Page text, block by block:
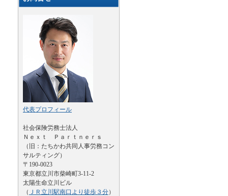
代表プロフィール
社会保険労務士法人
Ｎｅｘｔ Ｐａｒｔｎｅｒｓ
（旧：たちかわ共同人事労務コン
サルティング）
〒190-0023
東京都立川市柴崎町3-11-2
太陽生命立川ビル
（ ＪＲ立川駅南口より徒歩３分）